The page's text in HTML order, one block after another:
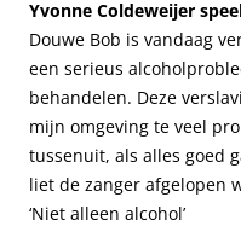
Yvonne Coldeweijer
Douwe Bob is vandaag
een serieus
behandelen. Deze
mijn omgeving te veel
tussenuit, als alles goed
liet de zanger afgelopen
‘Niet alleen alcohol’